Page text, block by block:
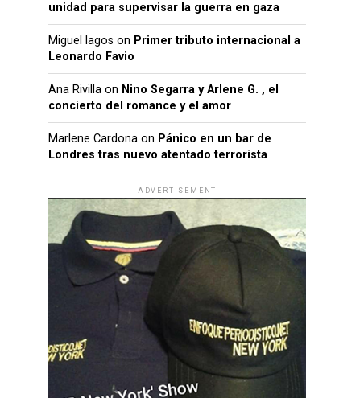
unidad para supervisar la guerra en gaza
Miguel lagos on Primer tributo internacional a
Leonardo Favio
Ana Rivilla on Nino Segarra y Arlene G. , el
concierto del romance y el amor
Marlene Cardona on Pánico en un bar de
Londres tras nuevo atentado terrorista
ADVERTISEMENT